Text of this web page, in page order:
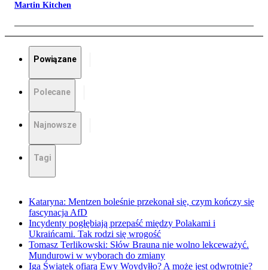
Martin Kitchen
Powiązane
Polecane
Najnowsze
Tagi
Kataryna: Mentzen boleśnie przekonał się, czym kończy się
fascynacja AfD
Incydenty pogłębiają przepaść między Polakami i
Ukraińcami. Tak rodzi się wrogość
Tomasz Terlikowski: Słów Brauna nie wolno lekceważyć.
Mundurowi w wyborach do zmiany
Iga Świątek ofiarą Ewy Woydyłło? A może jest odwrotnie?